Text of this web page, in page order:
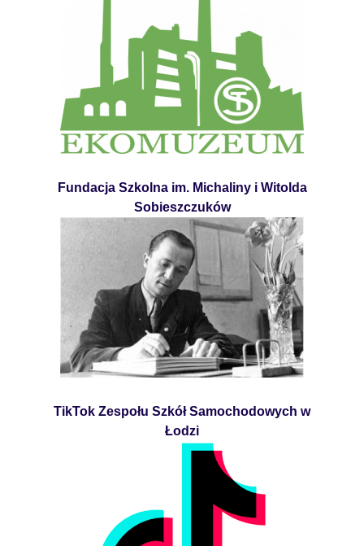
Fundacja Szkolna im. Michaliny i Witolda
Sobieszczuków
TikTok Zespołu Szkół Samochodowych w
Łodzi